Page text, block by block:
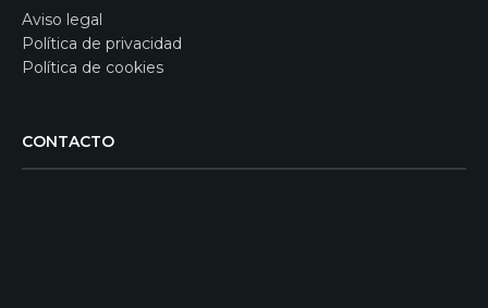
Aviso legal
Política de privacidad
Política de cookies
CONTACTO